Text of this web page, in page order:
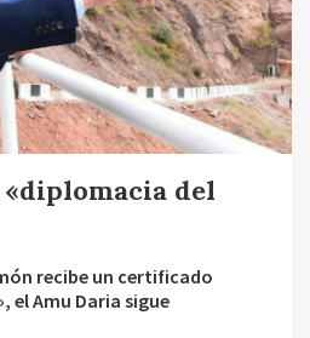
del
recibe un certificado
el Amu Daria sigue